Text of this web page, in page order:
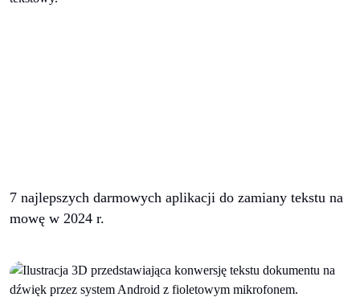
7 najlepszych darmowych aplikacji do zamiany tekstu na
mowę w 2024 r.